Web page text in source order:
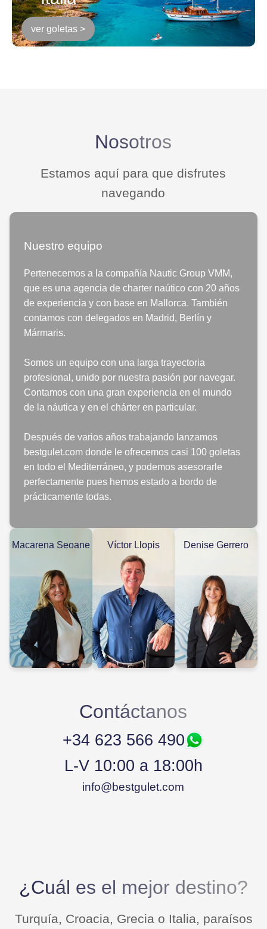
ver goletas >
Nosotros
Estamos aquí para que disfrutes
navegando
Nuestro equipo
Pertenecemos a la compañía Nautic Group VMM,
que es una agencia de charter naútico con 20 años
de experiencia y con base en Mallorca. También
contamos con delegados en Madrid, Berlín y
Mármaris.
Somos un equipo con una larga trayectoria
profesional, unido por nuestra pasión por navegar.
Contamos con una gran experiencia en el mundo
de la náutica y en el chárter en particular.
Después de varios años trabajando lanzamos
bestgulet.com donde le ofrecemos casi 100 goletas
en todo el Mediterráneo, y podemos asesorarle
perfectamente pues hemos estado a bordo de
prácticamente todas.
Macarena Seoane Víctor Llopis Denise Gerrero
Contáctanos
+34 623 566 490
L-V 10:00 a 18:00h
info@bestgulet.com
¿Cuál es el mejor destino?
Turquía, Croacia, Grecia o Italia, paraísos